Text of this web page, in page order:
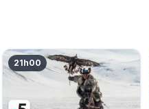
21h00